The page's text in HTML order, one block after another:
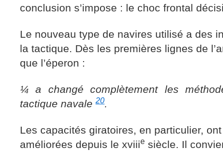
conclusion s’impose : le choc frontal
Le nouveau type de navires utilisé a des
la tactique. Dès les premières lignes de
que l’éperon :
¼ a changé complètement les
tactique navale 20.
Les capacités giratoires, en particulier,
améliorées depuis le xviiie siècle. Il